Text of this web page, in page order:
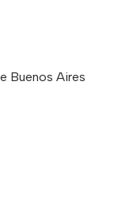
Buenos Aires